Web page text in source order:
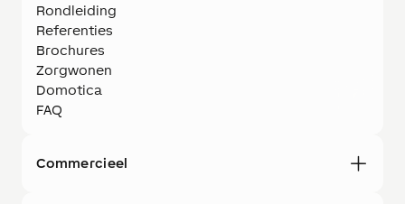
Rondleiding
Referenties
Brochures
Zorgwonen
Domotica
FAQ
Commercieel